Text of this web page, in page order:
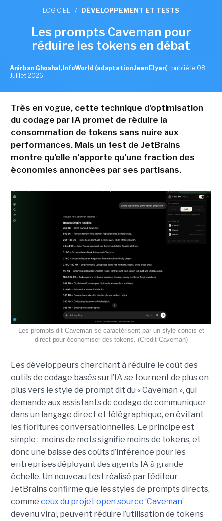
LOGICIEL / DÉVELOPPEMENT ET TESTS
Les prompts Caveman pour
réduire les tokens en débat
Anirban Ghoshal, InfoWorld (adaptation Jean Elyan) , publié le 08
Juillet 2026
Très en vogue, cette technique d'optimisation
du codage par IA promet de réduire la
consommation de tokens sans nuire aux
performances. Mais un test de JetBrains
montre qu'elle n'apporte qu'une fraction des
économies annoncées par ses partisans.
Les prompts dit Caveman se caractérisent par un style concis et
direct pour économiser des tokens. (Crédit Caveman)
Les développeurs cherchant à réduire le coût des
outils de codage basés sur l’IA se tournent de plus en
plus vers le style de prompt dit du « Caveman », qui
demande aux assistants de codage de communiquer
dans un langage direct et télégraphique, en évitant
les fioritures conversationnelles. Le principe est
simple : moins de mots signifie moins de tokens, et
donc une baisse des coûts d’inférence pour les
entreprises déployant des agents IA à grande
échelle. Un nouveau test réalisé par l’éditeur
JetBrains confirme que les styles de prompts directs,
comme ceux du projet open source ‘Caveman’
devenu viral, peuvent réduire l’utilisation de tokens